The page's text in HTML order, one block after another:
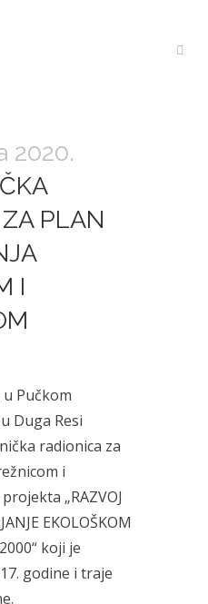
2020.
PLAN
I
u Pučkom
Duga Resi
radionica za
i
„RAZVOJ
EKOLOŠKOM
koji je
godine i traje